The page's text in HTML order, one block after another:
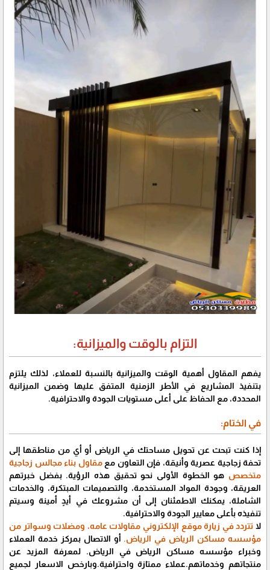
التزام بالوقت والميزانية:
يفهم المقاول أهمية الوقت والميزانية بالنسبة للعملاء، لذلك يلتزم
بتنفيذ المشاريع في الأطر الزمنية المتفق عليها وضمن الميزانية
المحددة، مع الحفاظ على أعلى مستويات الجودة والاحترافية.
في الختام:
إذا كنت تبحث عن تحويل مساحتك في الرياض أو أي من مناطقها إلى
تحفة زجاجية عصرية وأنيقة، فإن التعاون معمقاول بناء مجالس زجاجية
متخصص هو الخطوة الأولى نحو تحقيق هذه الرؤية. بفضل خبرتهم
العريقة، وجودة المواد المستخدمة، والتصميمات المبتكرة، والخدمات
الشاملة، يمكنك الاطمئنان إلى أن مشروعك في أيدٍ أمينة وسيتم
تنفيذه بأعلى معايير الجودة والاحترافية.
لا تتردد في زيارة موقع الإلكتروني مقاولات عامه، ومضلات وسواتر من
مؤسسه مساكن الرياض في الرياض. أو الاتصال بمركز خدمة العملاء
وخبراء مؤسسه مساكن الرياض في الرياض. لمعرفة المزيد عن
منتجاتهم وخدماتهم.عملاء ممتازة واحترافية.وبارخص الاسعار لجميع